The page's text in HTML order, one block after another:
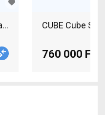
Carbon Mountain
CUBE Cube
760 000 Ft